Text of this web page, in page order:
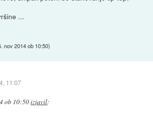
...
nov 2014 ob 10:50)
11:07
ob 10:50izjavil: